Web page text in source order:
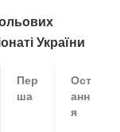
України
Пер
ша
Ост
анн
я